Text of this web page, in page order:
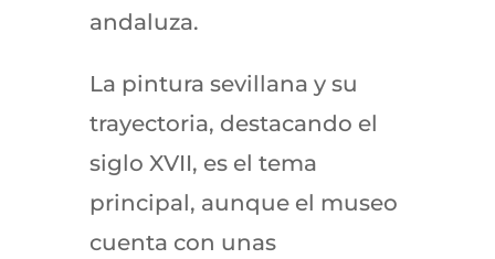
andaluza.
La pintura sevillana y su
trayectoria, destacando el
siglo XVII, es el tema
principal, aunque el museo
cuenta con unas